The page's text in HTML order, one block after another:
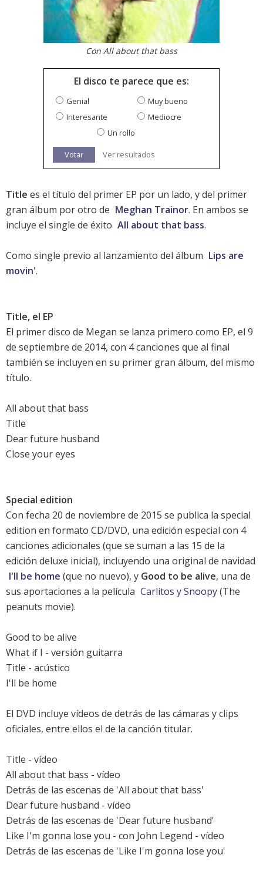
Con All about that bass
El disco te parece que es:
Genial
Muy bueno
Interesante
Mediocre
Un rollo
Votar Ver resultados
Title es el título del primer EP por un lado, y del primer
gran álbum por otro de Meghan Trainor. En ambos se
incluye el single de éxito All about that bass.
Como single previo al lanzamiento del álbum Lips are
movin'.
Title, el EP
El primer disco de Megan se lanza primero como EP, el 9
de septiembre de 2014, con 4 canciones que al final
también se incluyen en su primer gran álbum, del mismo
título.
All about that bass
Title
Dear future husband
Close your eyes
Special edition
Con fecha 20 de noviembre de 2015 se publica la special
edition en formato CD/DVD, una edición especial con 4
canciones adicionales (que se suman a las 15 de la
edición deluxe inicial), incluyendo una original de navidad
I'll be home (que no nuevo), y Good to be alive, una de
sus aportaciones a la película Carlitos y Snoopy(The
peanuts movie).
Good to be alive
What if I - versión guitarra
Title - acústico
I'll be home
El DVD incluye vídeos de detrás de las cámaras y clips
oficiales, entre ellos el de la canción titular.
Title - vídeo
All about that bass - vídeo
Detrás de las escenas de 'All about that bass'
Dear future husband - vídeo
Detrás de las escenas de 'Dear future husband'
Like I'm gonna lose you - con John Legend - vídeo
Detrás de las escenas de 'Like I'm gonna lose you'